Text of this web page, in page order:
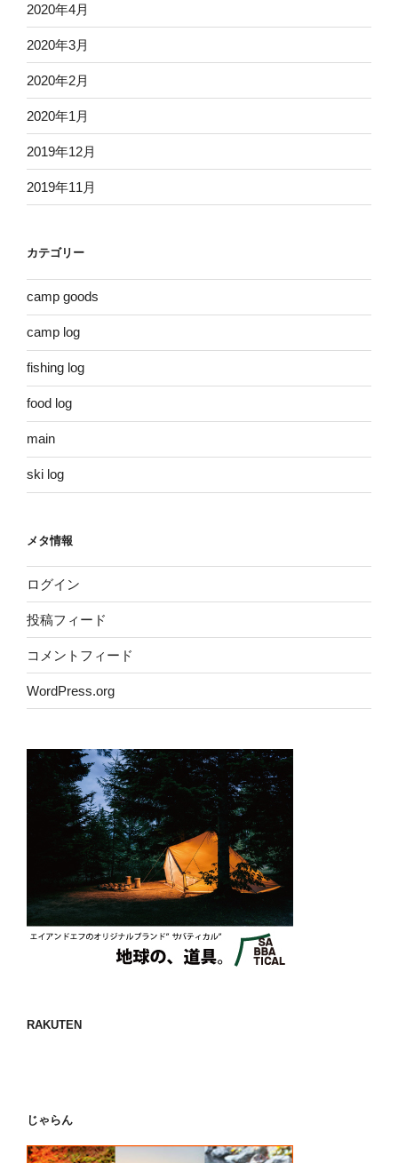
2020年4月
2020年3月
2020年2月
2020年1月
2019年12月
2019年11月
カテゴリー
camp goods
camp log
fishing log
food log
main
ski log
メタ情報
ログイン
投稿フィード
コメントフィード
WordPress.org
RAKUTEN